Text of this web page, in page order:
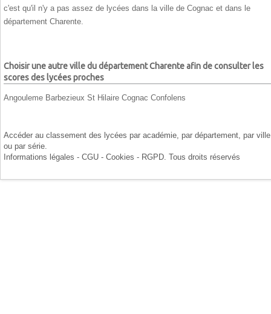
c'est qu'il n'y a pas assez de lycées dans la ville de Cognac et dans le
département Charente.
Choisir une autre ville du département Charente afin de consulter les
scores des lycées proches
Angouleme Barbezieux St Hilaire Cognac Confolens
Accéder au classement des lycées par académie , par département , par ville
ou par série
Informations légales - CGU - Cookies - RGPD . Tous droits réservés